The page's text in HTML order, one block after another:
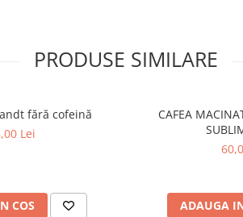
PRODUSE SIMILARE
fără cofeină
Lei
COS
CAFEA
ADAUGA